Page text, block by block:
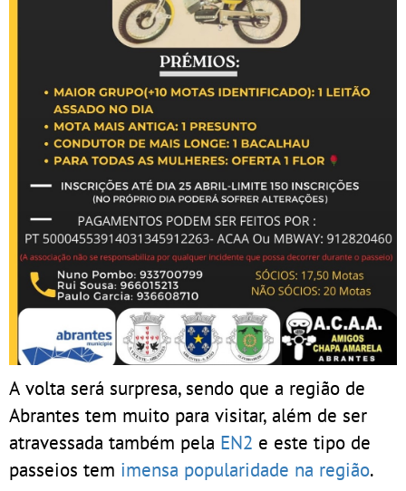
A volta será surpresa, sendo que a região de
Abrantes tem muito para visitar, além de ser
atravessada também pela EN2 e este tipo de
passeios tem imensa popularidade na região.